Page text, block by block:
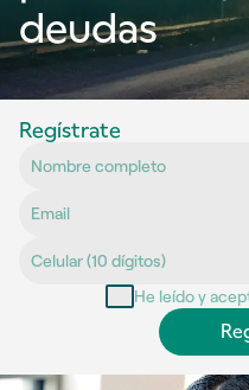
deudas
Regístrate
He leído y